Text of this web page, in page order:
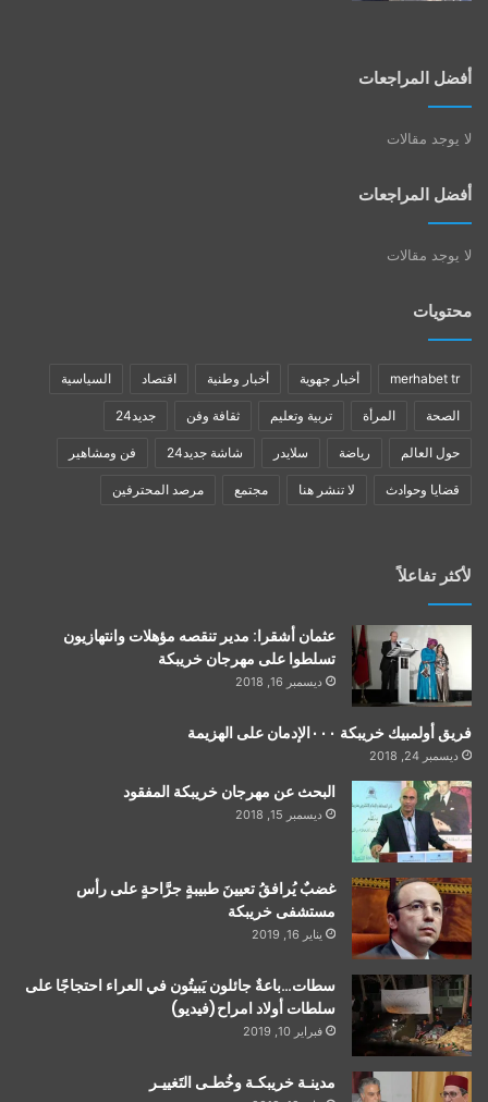
أفضل المراجعات
لا يوجد مقالات
أفضل المراجعات
لا يوجد مقالات
محتويات
merhabet tr أخبار جهوية أخبار وطنية اقتصاد السياسية
الصحة المرأة تربية وتعليم ثقافة وفن جديد24
حول العالم رياضة سلايدر شاشة جديد24 فن ومشاهير
قضايا وحوادث لا تنشر هنا مجتمع مرصد المحترفين
لأكثر تفاعلاً
عثمان أشقرا: مدير تنقصه مؤهلات وانتهازيون
تسلطوا على مهرجان خريبكة
ديسمبر 16, 2018
فريق أولمبيك خريبكة ٠٠٠الإدمان على الهزيمة
ديسمبر 24, 2018
البحث عن مهرجان خريبكة المفقود
ديسمبر 15, 2018
غضبٌ يُرافقُ تعيينَ طبيبةٍ جرَّاحةٍ على رأس
مستشفى خريبكة
يناير 16, 2019
سطات…باعةٌ جائلون يَبيتُون في العراء احتجاجًا على
سلطات أولاد امراح(فيديو)
فبراير 10, 2019
مدينـة خريبكـة وخُطـى التَغييـر